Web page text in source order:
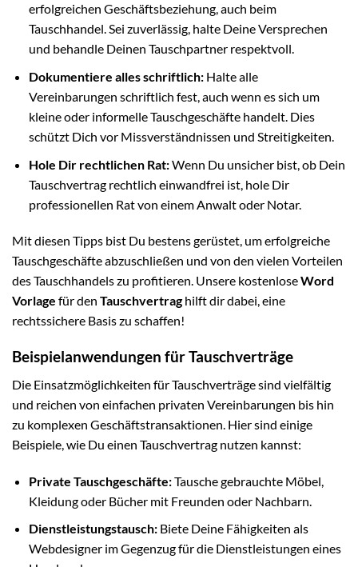
erfolgreichen Geschäftsbeziehung, auch beim
Tauschhandel. Sei zuverlässig, halte Deine Versprechen
und behandle Deinen Tauschpartner respektvoll.
Dokumentiere alles schriftlich:Halte alle
Vereinbarungen schriftlich fest, auch wenn es sich um
kleine oder informelle Tauschgeschäfte handelt. Dies
schützt Dich vor Missverständnissen und Streitigkeiten.
Hole Dir rechtlichen Rat:Wenn Du unsicher bist, ob Dein
Tauschvertrag rechtlich einwandfrei ist, hole Dir
professionellen Rat von einem Anwalt oder Notar.
Mit diesen Tipps bist Du bestens gerüstet, um erfolgreiche
Tauschgeschäfte abzuschließen und von den vielen Vorteilen
des Tauschhandels zu profitieren. Unsere kostenloseWord
Vorlage für den Tauschvertraghilft dir dabei, eine
rechtssichere Basis zu schaffen!
Beispielanwendungen für Tauschverträge
Die Einsatzmöglichkeiten für Tauschverträge sind vielfältig
und reichen von einfachen privaten Vereinbarungen bis hin
zu komplexen Geschäftstransaktionen. Hier sind einige
Beispiele, wie Du einen Tauschvertrag nutzen kannst:
Private Tauschgeschäfte:Tausche gebrauchte Möbel,
Kleidung oder Bücher mit Freunden oder Nachbarn.
Dienstleistungstausch:Biete Deine Fähigkeiten als
Webdesigner im Gegenzug für die Dienstleistungen eines